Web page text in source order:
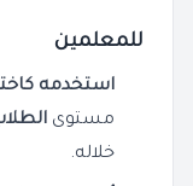
للمعلمين
استخدمه
مستوى
خلاله.